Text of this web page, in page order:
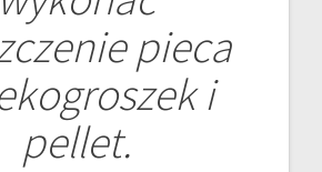
pieca
i
pellet.